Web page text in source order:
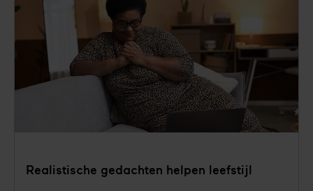
gezonder
leven
Realis­tische gedachten helpen leefstijl